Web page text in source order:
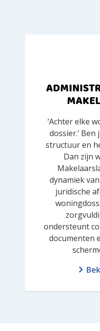
‘Achter elke
dossier.’
structuur en
Dan zijn
dynamiek
juridische
ondersteunt
documenten